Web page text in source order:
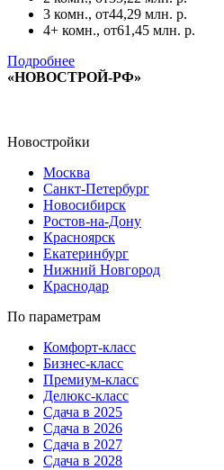
3 комн., от44,29 млн. р.
4+ комн., от61,45 млн. р.
Подробнее
«НОВОСТРОЙ-РФ»
Новостройки
Москва
Санкт-Петербург
Новосибирск
Ростов-на-Дону
Красноярск
Екатеринбург
Нижний Новгород
Краснодар
По параметрам
Комфорт-класс
Бизнес-класс
Премиум-класс
Делюкс-класс
Сдача в 2025
Сдача в 2026
Сдача в 2027
Сдача в 2028